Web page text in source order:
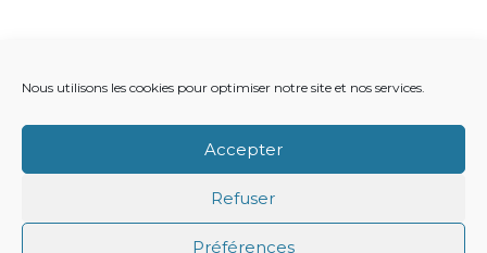
Nous utilisons les cookies pour optimiser notre site et nos services.
Accepter
Refuser
Préférences
Principale
RECRUTEMENT
NOTRE ACTUALITÉ
VIE DU CABINET
CONTACT
MENTIONS LÉGALES